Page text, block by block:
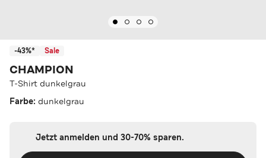
-43%* Sale
CHAMPION
T-Shirt dunkelgrau
Farbe: dunkelgrau
Jetzt anmelden und 30-70% sparen.